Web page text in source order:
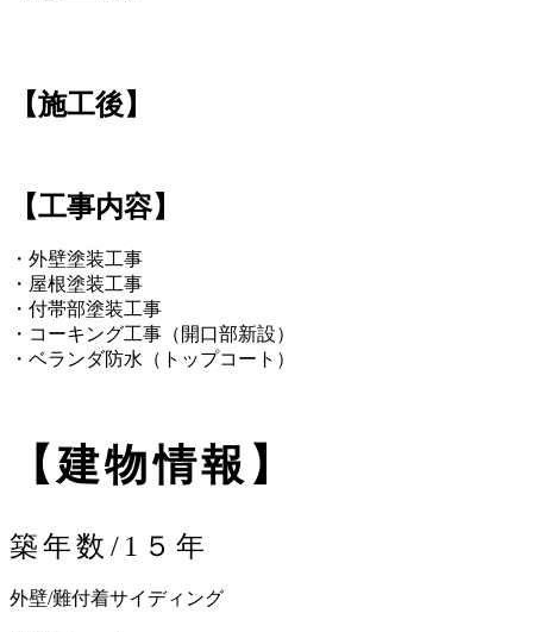
【施工後】
【工事内容】
・外壁塗装工事
・屋根塗装工事
・付帯部塗装工事
・コーキング工事（開口部新設）
・ベランダ防水（トップコート）
【建物情報】
築年数/1５年
外壁/難付着サイディング